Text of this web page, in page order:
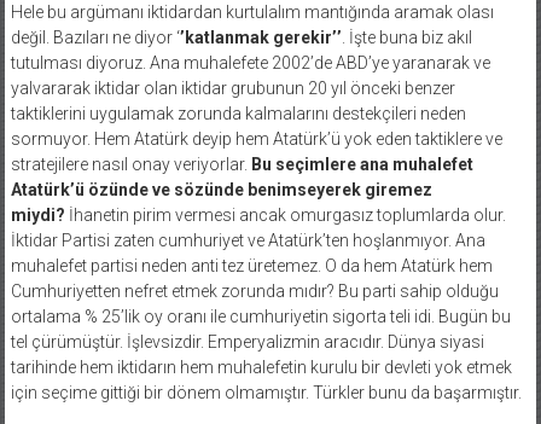
Hele bu argümanı iktidardan kurtulalım mantığında aramak olası
değil. Bazıları ne diyor ‘’katlanmak gerekir’’ . İşte buna biz akıl
tutulması diyoruz. Ana muhalefete 2002’de ABD’ye yaranarak ve
yalvararak iktidar olan iktidar grubunun 20 yıl önceki benzer
taktiklerini uygulamak zorunda kalmalarını destekçileri neden
sormuyor. Hem Atatürk deyip hem Atatürk’ü yok eden taktiklere ve
stratejilere nasıl onay veriyorlar. Bu seçimlere ana muhalefet
Atatürk’ü özünde ve sözünde benimseyerek giremez
miydi? İhanetin pirim vermesi ancak omurgasız toplumlarda olur.
İktidar Partisi zaten cumhuriyet ve Atatürk’ten hoşlanmıyor. Ana
muhalefet partisi neden anti tez üretemez. O da hem Atatürk hem
Cumhuriyetten nefret etmek zorunda mıdır? Bu parti sahip olduğu
ortalama % 25’lik oy oranı ile cumhuriyetin sigorta teli idi. Bugün bu
tel çürümüştür. İşlevsizdir. Emperyalizmin aracıdır. Dünya siyasi
tarihinde hem iktidarın hem muhalefetin kurulu bir devleti yok etmek
için seçime gittiği bir dönem olmamıştır. Türkler bunu da başarmıştır.